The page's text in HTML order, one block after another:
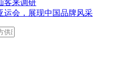
客来调研
运会，展现中国品牌风采